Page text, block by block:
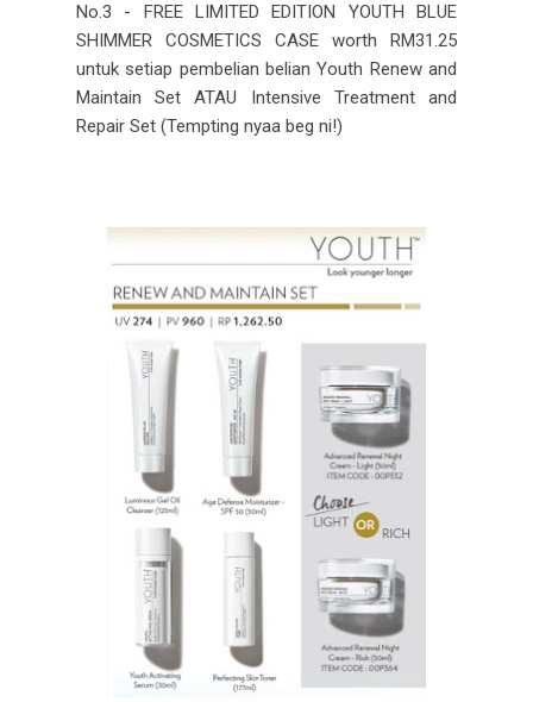
No.3 - FREE LIMITED EDITION YOUTH BLUE
SHIMMER COSMETICS CASE worth RM31.25
untuk setiap pembelian belian Youth Renew and
Maintain Set ATAU Intensive Treatment and
Repair Set (Tempting nyaa beg ni!)